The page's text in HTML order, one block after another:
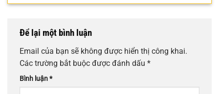
Để lại một bình luận
Email của bạn sẽ không được hiển thị công khai.
Các trường bắt buộc được đánh dấu *
Bình luận*